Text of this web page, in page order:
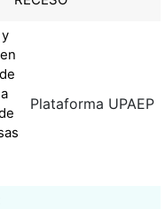
Plataforma UPAEP